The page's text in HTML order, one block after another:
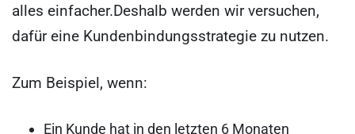
alles einfacher.Deshalb werden wir versuchen,
dafür eine Kundenbindungsstrategie zu nutzen.
Zum Beispiel, wenn:
Ein Kunde hat in den letzten 6 Monaten